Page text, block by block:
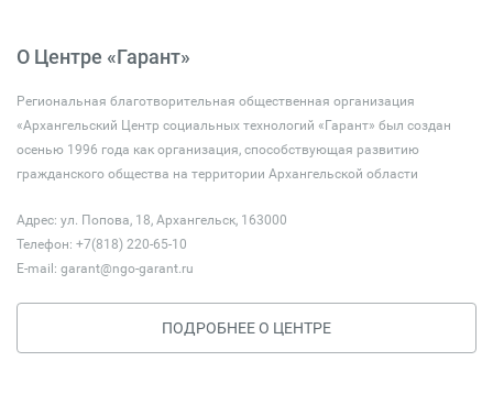
О Центре «Гарант»
Региональная благотворительная общественная организация
«Архангельский Центр социальных технологий «Гарант» был создан
осенью 1996 года как организация, способствующая развитию
гражданского общества на территории Архангельской области
Адрес: ул. Попова, 18, Архангельск, 163000
Телефон: +7(818) 220-65-10
E-mail: garant@ngo-garant.ru
ПОДРОБНЕЕ О ЦЕНТРЕ